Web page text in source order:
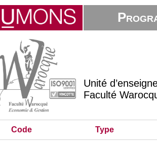
Unité
Faculté
Code Type